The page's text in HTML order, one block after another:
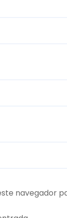
navegador